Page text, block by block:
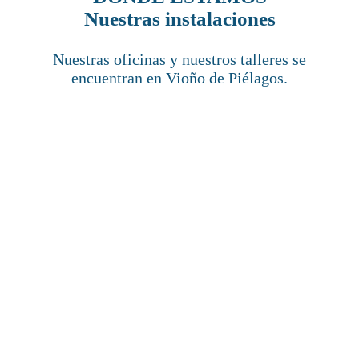
Nuestras instalaciones
Nuestras oficinas y nuestros talleres se
encuentran en Vioño de Piélagos.